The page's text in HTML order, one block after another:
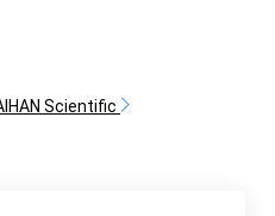
Scientific